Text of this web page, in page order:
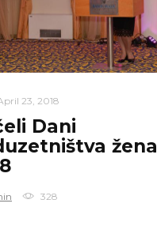
23, 2018
Dani
žena
328